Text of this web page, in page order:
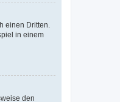
einen Dritten.
in einem
den